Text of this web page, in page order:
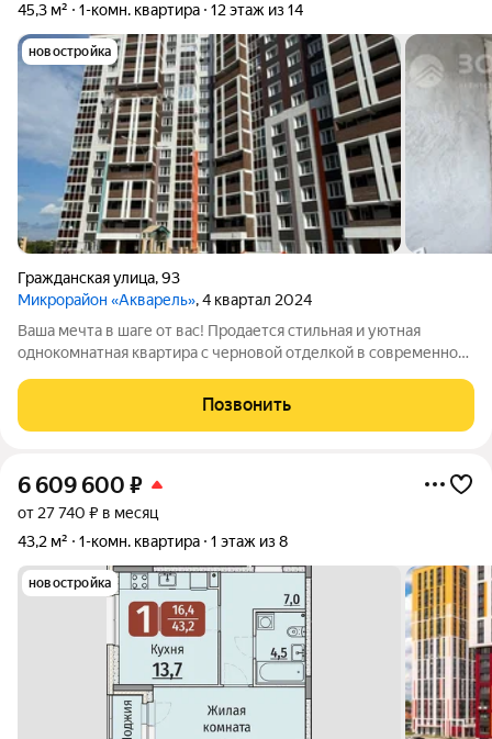
45,3 м² 1-комн. квартира 12 этаж из 14
новостройка
Гражданская улица,93
Микрорайон «Акварель», 4 квартал 2024
Ваша мечта в шаге от вас! Продается стильная и уютная
однокомнатная квартира с черновой отделкой в современном
расположение: 12 этаж в монолитном доме по адресу в г.
Чебоксары, ул. Гражданская, д.
Позвонить
6 609 600 ₽
от 27 740 ₽ в месяц
43,2 м²
1-комн. квартира 1 этаж из 8
новостройка